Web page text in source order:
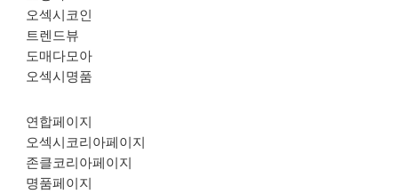
오섹시코인
트렌드뷰
도매다모아
오섹시명품
연합페이지
오섹시코리아페이지
존클코리아페이지
명품페이지